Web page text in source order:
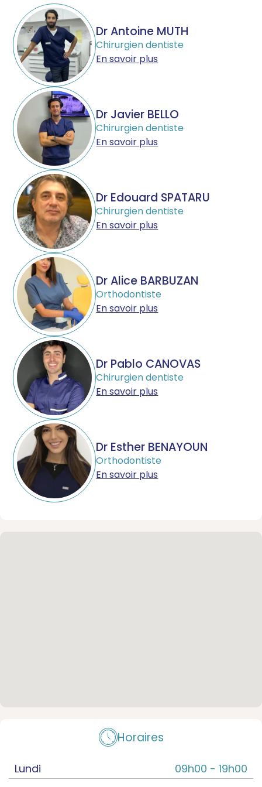
Dr Antoine MUTH
Chirurgien dentiste
En savoir plus
Dr Javier BELLO
Chirurgien dentiste
En savoir plus
Dr Edouard SPATARU
Chirurgien dentiste
En savoir plus
Dr Alice BARBUZAN
Orthodontiste
En savoir plus
Dr Pablo CANOVAS
Chirurgien dentiste
En savoir plus
Dr Esther BENAYOUN
Orthodontiste
En savoir plus
Horaires
Lundi 09h00 - 19h00